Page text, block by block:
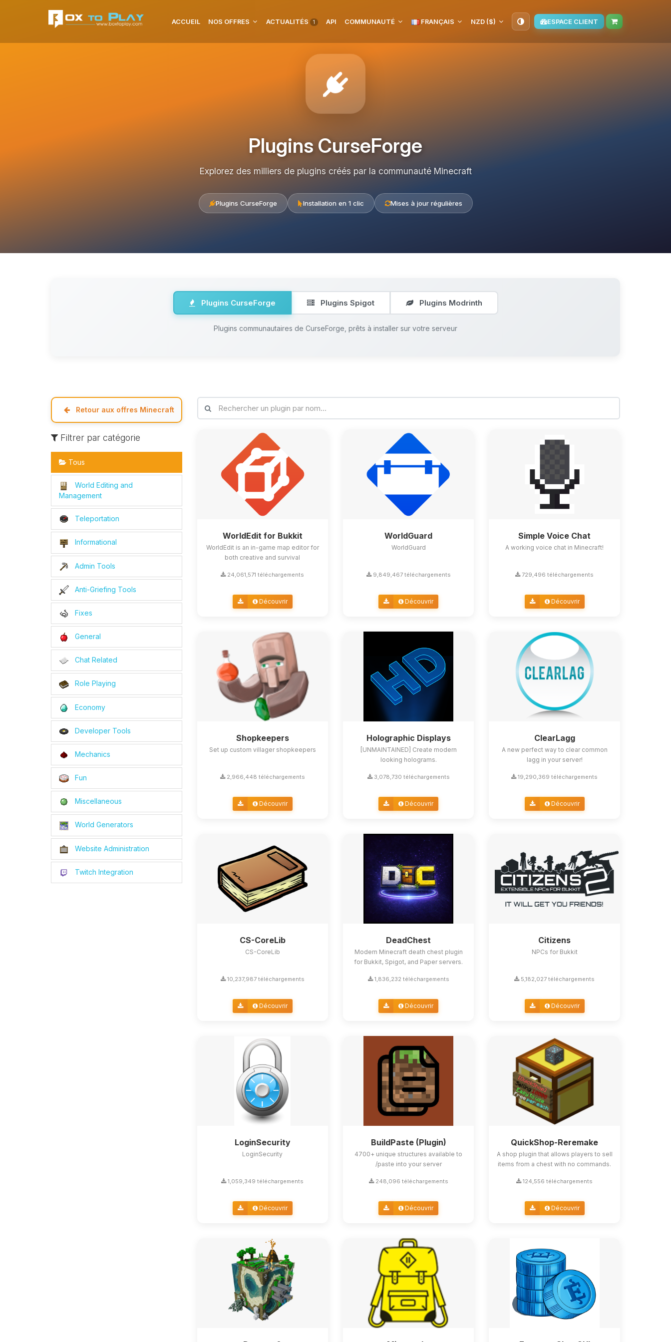
ACCUEIL NOS OFFRES ACTUALITÉS 1 API COMMUNAUTÉ FRANÇAIS NZD ($) ESPACE CLIENT
Plugins CurseForge
Explorez des milliers de plugins créés par la communauté Minecraft
Plugins CurseForge Installation en 1 clic Mises à jour régulières
Plugins CurseForge Plugins Spigot Plugins Modrinth
Plugins communautaires de CurseForge, prêts à installer sur votre serveur
Retour aux offres Minecraft
Filtrer par catégorie
Tous
World Editing and
Management
Teleportation
Informational
Admin Tools
Anti-Griefing Tools
Fixes
General
Chat Related
Role Playing
Economy
Developer Tools
Mechanics
Fun
Miscellaneous
World Generators
Website Administration
Twitch Integration
WorldEdit for Bukkit
WorldEdit is an in-game map editor for
both creative and survival
24,061,571 téléchargements
Découvrir
WorldGuard
WorldGuard
9,849,467 téléchargements
Découvrir
Simple Voice Chat
A working voice chat in Minecraft!
729,496 téléchargements
Découvrir
Shopkeepers
Set up custom villager shopkeepers
2,966,448 téléchargements
Découvrir
Holographic Displays
[UNMAINTAINED] Create modern
looking holograms.
3,078,730 téléchargements
Découvrir
ClearLagg
A new perfect way to clear common
lagg in your server!
19,290,369 téléchargements
Découvrir
CS-CoreLib
CS-CoreLib
10,237,987 téléchargements
Découvrir
DeadChest
Modern Minecraft death chest plugin
for Bukkit, Spigot, and Paper servers.
1,836,232 téléchargements
Découvrir
Citizens
NPCs for Bukkit
5,182,027 téléchargements
Découvrir
LoginSecurity
LoginSecurity
1,059,349 téléchargements
Découvrir
BuildPaste (Plugin)
4700+ unique structures available to
/paste into your server
248,096 téléchargements
Découvrir
QuickShop-Reremake
A shop plugin that allows players to sell
items from a chest with no commands.
124,556 téléchargements
Découvrir